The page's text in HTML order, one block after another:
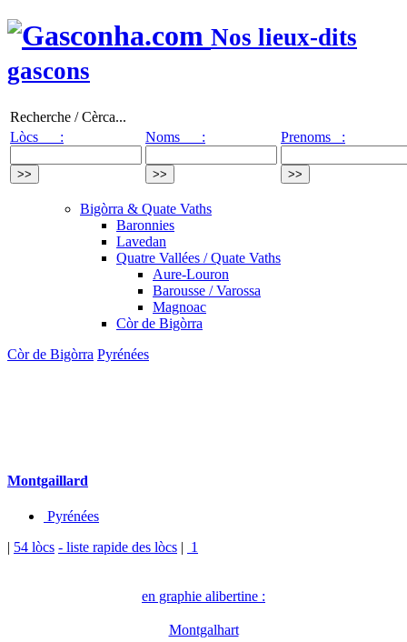
Nos lieux-dits
gascons
Recherche / Cèrca...
Lòcs :
Noms : Prenoms :
Bigòrra & Quate Vaths
Baronnies
Lavedan
Quatre Vallées / Quate Vaths
Aure-Louron
Barousse / Varossa
Magnoac
Còr de Bigòrra
Còr de Bigòrra Pyrénées
Montgaillard
Pyrénées
| 54 lòcs - liste rapide des lòcs | 1
en graphie alibertine :
Montgalhart